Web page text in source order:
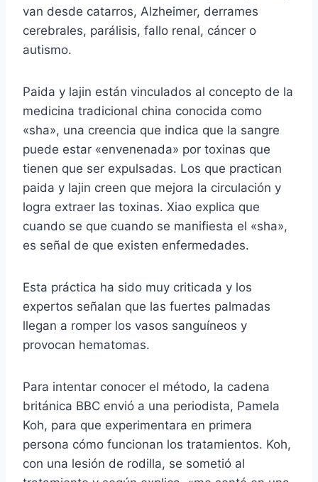
van desde catarros, Alzheimer, derrames
cerebrales, parálisis, fallo renal, cáncer o
autismo.
Paida y lajin están vinculados al concepto de la
medicina tradicional china conocida como
«sha», una creencia que indica que la sangre
puede estar «envenenada» por toxinas que
tienen que ser expulsadas. Los que practican
paida y lajin creen que mejora la circulación y
logra extraer las toxinas. Xiao explica que
cuando se que cuando se manifiesta el «sha»,
es señal de que existen enfermedades.
Esta práctica ha sido muy criticada y los
expertos señalan que las fuertes palmadas
llegan a romper los vasos sanguíneos y
provocan hematomas.
Para intentar conocer el método, la cadena
británica BBC envió a una periodista, Pamela
Koh, para que experimentara en primera
persona cómo funcionan los tratamientos. Koh,
con una lesión de rodilla, se sometió al